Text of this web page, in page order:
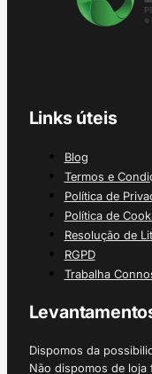
Links úteis
Blog
Termos e
Política de
Política de
Resolução de
RGPD
Trabalha
Dispomos da
Não dispomos de